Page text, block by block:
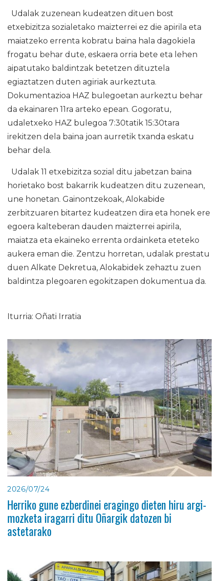
Udalak zuzenean kudeatzen dituen bost
etxebizitza sozialetako maizterrei ez die apirila eta
maiatzeko errenta kobratu baina hala dagokiela
frogatu behar dute, eskaera orria bete eta lehen
aipatutako baldintzak betetzen dituztela
egiaztatzen duten agiriak aurkeztuta.
Dokumentazioa HAZ bulegoetan aurkeztu behar
da ekainaren 11ra arteko epean. Gogoratu,
udaletxeko HAZ bulegoa 7:30tatik 15:30tara
irekitzen dela baina joan aurretik txanda eskatu
behar dela.
Udalak 11 etxebizitza sozial ditu jabetzan baina
horietako bost bakarrik kudeatzen ditu zuzenean,
une honetan. Gainontzekoak, Alokabide
zerbitzuaren bitartez kudeatzen dira eta honek ere
egoera kalteberan dauden maizterrei apirila,
maiatza eta ekaineko errenta ordainketa eteteko
aukera eman die. Zentzu horretan, udalak prestatu
duen Alkate Dekretua, Alokabidek zehaztu zuen
baldintza plegoaren egokitzapen dokumentua da.
Iturria: Oñati Irratia
2026/07/24
Herriko gune ezberdinei eragingo dieten hiru argi-
mozketa iragarri ditu Oñargik datozen bi
astetarako